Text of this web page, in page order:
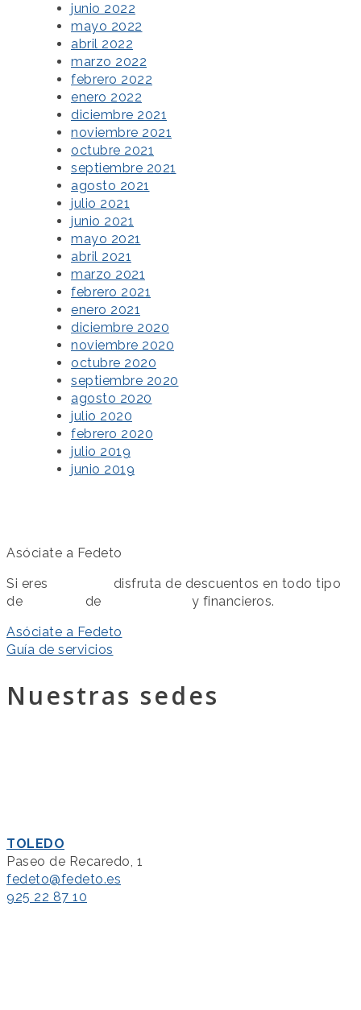
junio 2022
mayo 2022
abril 2022
marzo 2022
febrero 2022
enero 2022
diciembre 2021
noviembre 2021
octubre 2021
septiembre 2021
agosto 2021
julio 2021
junio 2021
mayo 2021
abril 2021
marzo 2021
febrero 2021
enero 2021
diciembre 2020
noviembre 2020
octubre 2020
septiembre 2020
agosto 2020
julio 2020
febrero 2020
julio 2019
junio 2019
Asóciate a Fedeto
Si eres
disfruta de descuentos en todo tipo
de
de
y financieros.
Asóciate a Fedeto
Guía de servicios
Nuestras sedes
TOLEDO
Paseo de Recaredo, 1
fedeto@fedeto.es
925 22 87 10